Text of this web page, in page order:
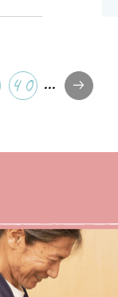
40 ...